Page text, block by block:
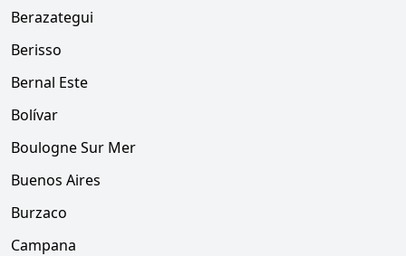
Berazategui
Berisso
Bernal Este
Bolívar
Boulogne Sur Mer
Buenos Aires
Burzaco
Campana